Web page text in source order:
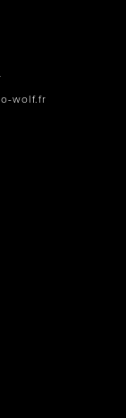
wolf.fr